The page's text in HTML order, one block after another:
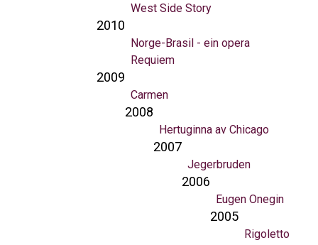
West Side Story
2010
Norge-Brasil - ein opera
Requiem
2009
Carmen
2008
Hertuginna av Chicago
2007
Jegerbruden
2006
Eugen Onegin
2005
Rigoletto